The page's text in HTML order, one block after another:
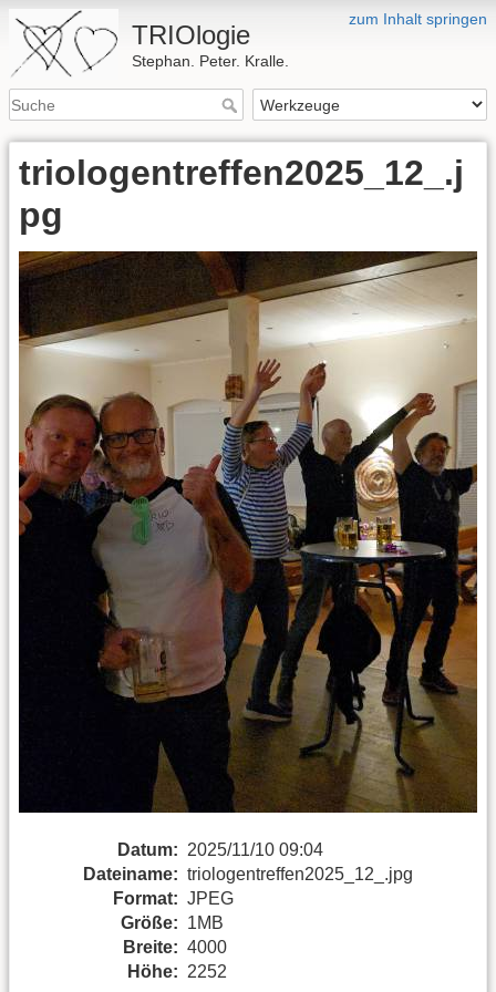
zum Inhalt springen
TRIOlogie
Stephan. Peter. Kralle.
triologentreffen2025_12_.j
pg
Datum: 2025/11/10 09:04
Dateiname: triologentreffen2025_12_.jpg
Format: JPEG
Größe: 1MB
Breite: 4000
Höhe: 2252